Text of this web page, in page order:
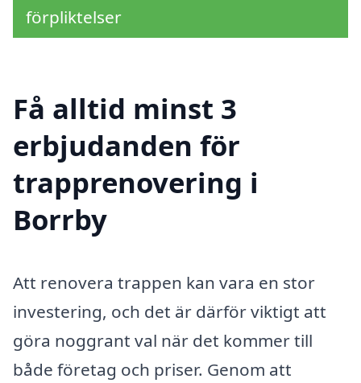
förpliktelser
Få alltid minst 3
erbjudanden för
trapprenovering i
Borrby
Att renovera trappen kan vara en stor
investering, och det är därför viktigt att
göra noggrant val när det kommer till
både företag och priser. Genom att